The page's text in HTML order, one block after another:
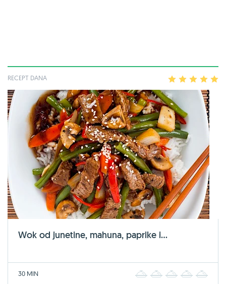
RECEPT DANA 2 3 4
Wok od junetine, mahuna, paprike i...
30 MIN 2 3 4